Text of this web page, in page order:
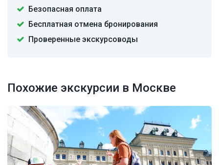
Безопасная оплата
Бесплатная отмена бронирования
Проверенные экскурсоводы
Похожие экскурсии в Москве